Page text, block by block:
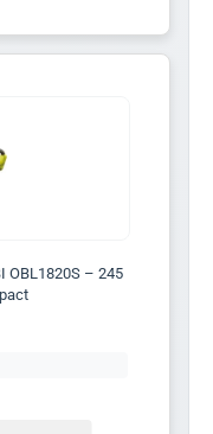
OBL1820S – 245